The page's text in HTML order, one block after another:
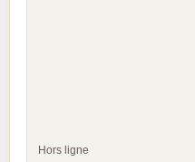
Hors ligne